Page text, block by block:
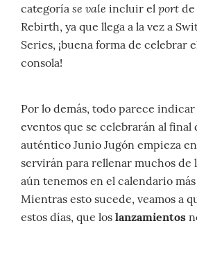
categoría se vale incluir el port de
Rebirth, ya que llega a la vez a
Series, ¡buena forma de celebrar
consola!
Por lo demás, todo parece indicar
eventos que se celebrarán al final
auténtico Junio Jugón empieza
servirán para rellenar muchos de
aún tenemos en el calendario
Mientras esto sucede, veamos a
estos días, que los lanzamientos